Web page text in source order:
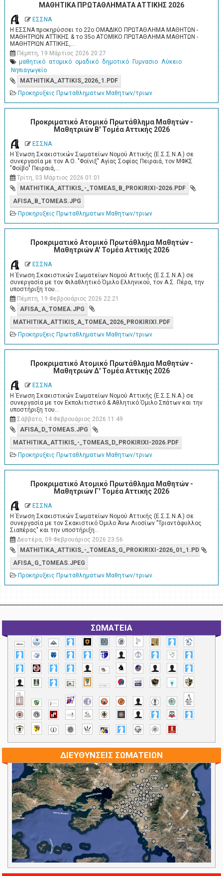
ΜΑΘΗΤΙΚΑ ΠΡΩΤΑΘΛΗΜΑΤΑ ΑΤΤΙΚΗΣ 2026
ΕΣΣΝΑ
Η ΕΣΣΝΑ προκηρύσσει το 22ο ΟΜΑΔΙΚΟ ΠΡΩΤΑΘΛΗΜΑ ΜΑΘΗΤΩΝ -
ΜΑΘΗΤΡΙΩΝ ΑΤΤΙΚΗΣ & το 35ο ΑΤΟΜΙΚΟ ΠΡΩΤΑΘΛΗΜΑ ΜΑΘΗΤΩΝ -
ΜΑΘΗΤΡΙΩΝ ΑΤΤΙΚΗΣ,…
Πέμπτη, 19 Μάρτιος 2026 20:27
μαθητικό ατομικό ομαδικό δημοτικό Γυμνασιο Λύκειο
Νηπιαγωγείο
MATHITIKA_ATTIKIS_2026_1.PDF
Προκηρυξεις Πρωταθληματων Μαθητων/τριων
Προκριματικό Ατομικό Πρωτάθλημα Μαθητών -
Μαθητριών Β' Τομέα Αττικής 2026
ΕΣΣΝΑ
Η Ένωση Σκακιστικών Σωματείων Νομού Αττικής (Ε.Σ.Σ.Ν.Α.) σε
συνεργασία με τον Α.Ο. "Φοίνιξ" Αγίας Σοφίας Πειραιά, τον ΜΦΚΣ
"Φοίβο" Πειραιά,…
Τρίτη, 03 Μάρτιος 2026 01:01
MATHITIKA_ATTIKIS_-_TOMEAS_B_PROKIRIXI-2026.PDF
AFISA_B_TOMEAS.JPG
Προκηρυξεις Πρωταθληματων Μαθητων/τριων
Προκριματικό Ατομικό Πρωτάθλημα Μαθητών -
Μαθητριών A' Τομέα Αττικής 2026
ΕΣΣΝΑ
Η Ένωση Σκακιστικών Σωματείων Νομού Αττικής (Ε.Σ.Σ.Ν.Α.) σε
συνεργασία με τον Φιλαθλητικό Όμιλο Ελληνικού, τον Α.Σ. Πέρα, την
υποστήριξη του…
Πέμπτη, 19 Φεβρουάριος 2026 22:21
AFISA_A_TOMEA.JPG
MATHITIKA_ATTIKIS_A_TOMEA_2026_PROKIRIXI.PDF
Προκηρυξεις Πρωταθληματων Μαθητων/τριων
Προκριματικό Ατομικό Πρωτάθλημα Μαθητών -
Μαθητριών Δ' Τομέα Αττικής 2026
ΕΣΣΝΑ
Η Ένωση Σκακιστικών Σωματείων Νομού Αττικής (Ε.Σ.Σ.Ν.Α.) σε
συνεργασία με τον Εκπολιτιστικό & Αθλητικό Όμιλο Σπάτων και την
υποστήριξη του…
Σάββατο, 14 Φεβρουάριος 2026 11:49
AFISA_D_TOMEAS.JPG
MATHITIKA_ATTIKIS_-_TOMEAS_D_PROKIRIXI-2026.PDF
Προκηρυξεις Πρωταθληματων Μαθητων/τριων
Προκριματικό Ατομικό Πρωτάθλημα Μαθητών -
Μαθητριών Γ' Τομέα Αττικής 2026
ΕΣΣΝΑ
Η Ένωση Σκακιστικών Σωματείων Νομού Αττικής (Ε.Σ.Σ.Ν.Α.) σε
συνεργασία με τον Σκακιστικό Όμιλο Άνω Λιοσίων "Τριαντάφυλλος
Σιαπέρας" και την υποστήριξη…
Δευτέρα, 09 Φεβρουάριος 2026 23:56
MATHITIKA_ATTIKIS_-_TOMEAS_G_PROKIRIXI-2026_01_1.PDF
AFISA_G_TOMEAS.JPEG
Προκηρυξεις Πρωταθληματων Μαθητων/τριων
ΣΩΜΑΤΕΙΑ
ΔΙΕΥΘΥΝΣΕΙΣ ΣΩΜΑΤΕΙΩΝ